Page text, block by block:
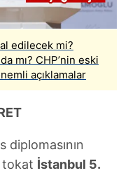
edilecek mi?
mı? CHP’nin eski
açıklamalar
tokat İstanbul 5.